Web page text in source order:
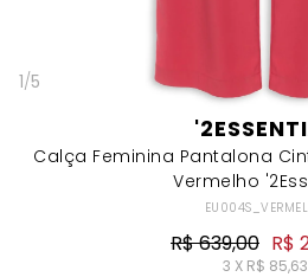
1/5
Calça Feminina Pantalona
Vermelho
R$ 639,00 R$
3 X R$ 85,63